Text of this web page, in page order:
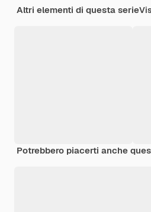
Altri elementi di questa serie
Potrebbero piacerti anche